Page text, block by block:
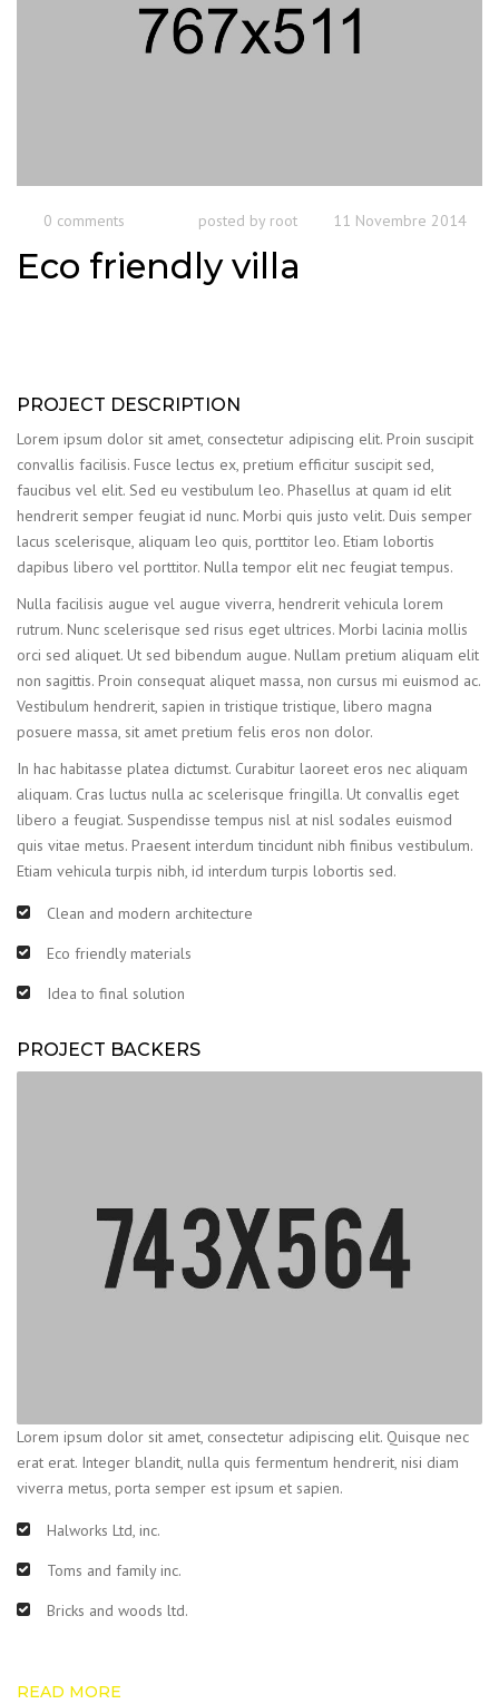
0 comments posted by root 11 Novembre 2014
Eco friendly villa
PROJECT DESCRIPTION
Lorem ipsum dolor sit amet, consectetur adipiscing elit. Proin suscipit
convallis facilisis. Fusce lectus ex, pretium efficitur suscipit sed,
faucibus vel elit. Sed eu vestibulum leo. Phasellus at quam id elit
hendrerit semper feugiat id nunc. Morbi quis justo velit. Duis semper
lacus scelerisque, aliquam leo quis, porttitor leo. Etiam lobortis
dapibus libero vel porttitor. Nulla tempor elit nec feugiat tempus.
Nulla facilisis augue vel augue viverra, hendrerit vehicula lorem
rutrum. Nunc scelerisque sed risus eget ultrices. Morbi lacinia mollis
orci sed aliquet. Ut sed bibendum augue. Nullam pretium aliquam elit
non sagittis. Proin consequat aliquet massa, non cursus mi euismod ac.
Vestibulum hendrerit, sapien in tristique tristique, libero magna
posuere massa, sit amet pretium felis eros non dolor.
In hac habitasse platea dictumst. Curabitur laoreet eros nec aliquam
aliquam. Cras luctus nulla ac scelerisque fringilla. Ut convallis eget
libero a feugiat. Suspendisse tempus nisl at nisl sodales euismod
quis vitae metus. Praesent interdum tincidunt nibh finibus vestibulum.
Etiam vehicula turpis nibh, id interdum turpis lobortis sed.
Clean and modern architecture
Eco friendly materials
Idea to final solution
PROJECT BACKERS
Lorem ipsum dolor sit amet, consectetur adipiscing elit. Quisque nec
erat erat. Integer blandit, nulla quis fermentum hendrerit, nisi diam
viverra metus, porta semper est ipsum et sapien.
Halworks Ltd, inc.
Toms and family inc.
Bricks and woods ltd.
READ MORE